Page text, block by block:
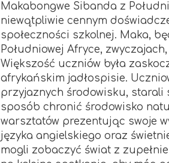
Makabongwe Sibanda z
niewątpliwie cennym
społeczności szkolnej. Maka,
Południowej Afryce,
Większość uczniów była
afrykańskim jadłospisie.
przyjaznych środowisku, starali
sposób chronić środowisko
warsztatów prezentując swoje
języka angielskiego oraz
mogli zobaczyć świat z